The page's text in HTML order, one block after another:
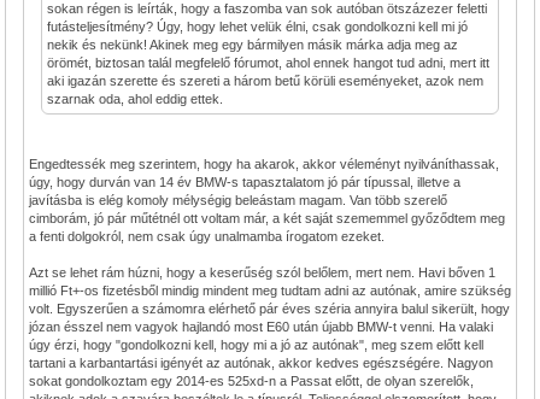
sokan régen is leírták, hogy a faszomba van sok autóban ötszázezer feletti
futásteljesítmény? Úgy, hogy lehet velük élni, csak gondolkozni kell mi jó
nekik és nekünk! Akinek meg egy bármilyen másik márka adja meg az
örömét, biztosan talál megfelelő fórumot, ahol ennek hangot tud adni, mert itt
aki igazán szerette és szereti a három betű körüli eseményeket, azok nem
szarnak oda, ahol eddig ettek.
Engedtessék meg szerintem, hogy ha akarok, akkor véleményt nyilváníthassak,
úgy, hogy durván van 14 év BMW-s tapasztalatom jó pár típussal, illetve a
javításba is elég komoly mélységig beleástam magam. Van több szerelő
cimborám, jó pár műtétnél ott voltam már, a két saját szememmel győződtem meg
a fenti dolgokról, nem csak úgy unalmamba írogatom ezeket.
Azt se lehet rám húzni, hogy a keserűség szól belőlem, mert nem. Havi bőven 1
millió Ft+-os fizetésből mindig mindent meg tudtam adni az autónak, amire szükség
volt. Egyszerűen a számomra elérhető pár éves széria annyira balul sikerült, hogy
józan ésszel nem vagyok hajlandó most E60 után újabb BMW-t venni. Ha valaki
úgy érzi, hogy "gondolkozni kell, hogy mi a jó az autónak", meg szem előtt kell
tartani a karbantartási igényét az autónak, akkor kedves egészségére. Nagyon
sokat gondolkoztam egy 2014-es 525xd-n a Passat előtt, de olyan szerelők,